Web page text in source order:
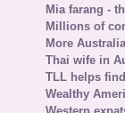
Mia farang -
Millions of
More
Thai wife in
TLL helps
Wealthy